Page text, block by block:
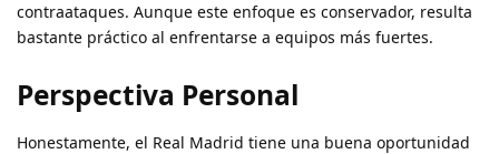
contraataques. Aunque este enfoque es conservador, resulta
bastante práctico al enfrentarse a equipos más fuertes.
Perspectiva Personal
Honestamente, el Real Madrid tiene una buena oportunidad